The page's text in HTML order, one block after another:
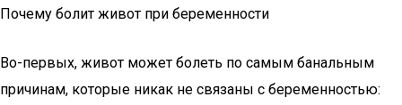
Почему болит живот при беременности
Во-первых, живот может болеть по самым банальным
причинам, которые никак не связаны с беременностью: